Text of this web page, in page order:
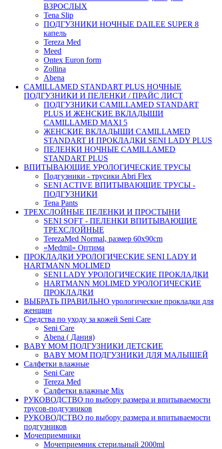
ВЗРОСЛЫХ
Tena Slip
ПОДГУЗНИКИ НОЧНЫЕ DAILEE SUPER 8
капель
Tereza Med
Meed
Ontex Euron form
Zollina
Abena
CAMILLAMED STANDART PLUS НОЧНЫЕ
ПОДГУЗНИКИ И ПЕЛЕНКИ / ПРАЙС ЛИСТ
ПОДГУЗНИКИ CAMILLAMED STANDART
PLUS И ЖЕНСКИЕ ВКЛАДЫШИ
CAMILLAMED MAXI 5
ЖЕНСКИЕ ВКЛАДЫШИ CAMILLAMED
STANDART И ПРОКЛАДКИ SENI LADY PLUS
ПЕЛЕНКИ НОЧНЫЕ CAMILLAMED
STANDART PLUS
ВПИТЫВАЮЩИЕ УРОЛОГИЧЕСКИЕ ТРУСЫ
Подгузники - трусики Abri Flex
SENI ACTIVE ВПИТЫВАЮЩИЕ ТРУСЫ -
ПОДГУЗНИКИ
Tena Pants
ТРЕХСЛОЙНЫЕ ПЕЛЕНКИ И ПРОСТЫНИ
SENI SOFT - ПЕЛЕНКИ ВПИТЫВАЮЩИЕ
ТРЕХСЛОЙНЫЕ
TerezaMed Normal, размер 60x90cm
«Medmil» Оптима
ПРОКЛАДКИ УРОЛОГИЧЕСКИЕ SENI LADY И
HARTMANN MOLIMED
SENI LADY УРОЛОГИЧЕСКИЕ ПРОКЛАДКИ
HARTMANN MOLIMED УРОЛОГИЧЕСКИЕ
ПРОКЛАДКИ
ВЫБРАТЬ ПРАВИЛЬНО урологические прокладки для
женщин
Средства по уходу за кожей Seni Care
Seni Care
Abena ( Дания)
BABY MOM ПОДГУЗНИКИ ДЕТСКИЕ
BABY MOM ПОДГУЗНИКИ ДЛЯ МАЛЫШЕЙ
Салфетки влажные
Seni Care
Tereza Med
Салфетки влажные Mix
РУКОВОДСТВО по выбору размера и впитываемости
трусов-подгузников
РУКОВОДСТВО по выбору размера и впитываемости
подгузников
Мочеприемники
Мочеприемник стерильный 2000ml